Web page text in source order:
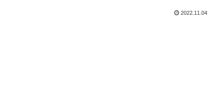
2022.11.04